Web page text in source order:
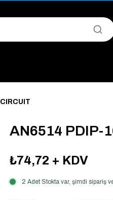
Stoktan Hemen Teslim."
Avantajını Kaçırmayın!"
AN6514 PDIP-
₺74,72 + KDV
2 Adet Stokta var, şimdi sipariş